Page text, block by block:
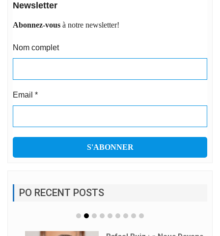
Newsletter
Abonnez-vous à notre newsletter!
Nom complet
Email *
PO RECENT POSTS